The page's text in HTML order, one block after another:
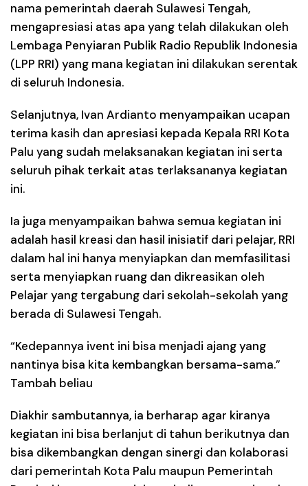
nama pemerintah daerah Sulawesi Tengah,
mengapresiasi atas apa yang telah dilakukan oleh
Lembaga Penyiaran Publik Radio Republik Indonesia
(LPP RRI) yang mana kegiatan ini dilakukan serentak
di seluruh Indonesia.
Selanjutnya, Ivan Ardianto menyampaikan ucapan
terima kasih dan apresiasi kepada Kepala RRI Kota
Palu yang sudah melaksanakan kegiatan ini serta
seluruh pihak terkait atas terlaksananya kegiatan
ini.
Ia juga menyampaikan bahwa semua kegiatan ini
adalah hasil kreasi dan hasil inisiatif dari pelajar, RRI
dalam hal ini hanya menyiapkan dan memfasilitasi
serta menyiapkan ruang dan dikreasikan oleh
Pelajar yang tergabung dari sekolah-sekolah yang
berada di Sulawesi Tengah.
“Kedepannya ivent ini bisa menjadi ajang yang
nantinya bisa kita kembangkan bersama-sama.”
Tambah beliau
Diakhir sambutannya, ia berharap agar kiranya
kegiatan ini bisa berlanjut di tahun berikutnya dan
bisa dikembangkan dengan sinergi dan kolaborasi
dari pemerintah Kota Palu maupun Pemerintah